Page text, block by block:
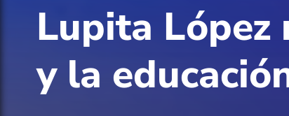
Lupita López
y la